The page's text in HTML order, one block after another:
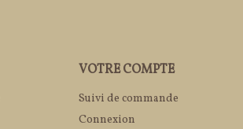
VOTRE COMPTE
Suivi de commande
Connexion